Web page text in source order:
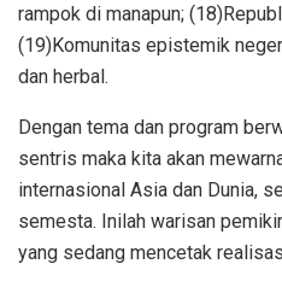
rampok di manapun;
(19)Komunitas epistemik
dan herbal.
Dengan tema dan program
sentris maka kita akan
internasional Asia dan Dunia,
semesta. Inilah warisan
yang sedang mencetak